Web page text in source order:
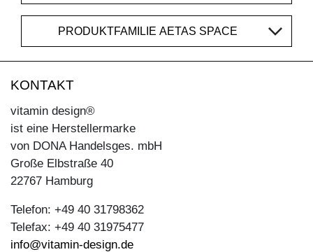
PRODUKTFAMILIE AETAS SPACE
KONTAKT
vitamin design®
ist eine Herstellermarke
von DONA Handelsges. mbH
Große Elbstraße 40
22767 Hamburg
Telefon: +49 40 31798362
Telefax: +49 40 31975477
info@vitamin-design.de